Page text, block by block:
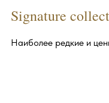
Наиболее редкие и
Signature